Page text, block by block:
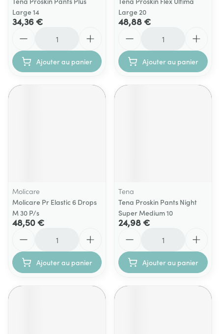
Large 14
34,36 €
Ajouter au panier
Large 20
48,88 €
Ajouter au panier
Molicare
Molicare Pr Elastic 6 Drops
M 30 P/s
48,50 €
Ajouter au panier
Tena
Tena Proskin Pants Night
Super Medium 10
24,98 €
Ajouter au panier